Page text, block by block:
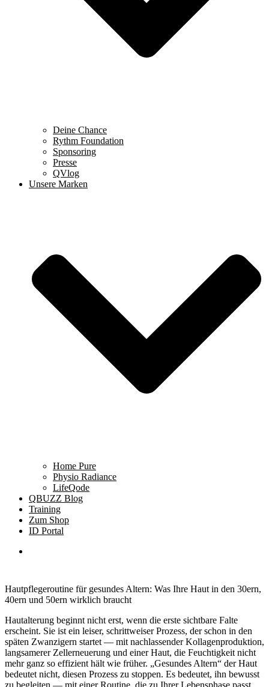
Deine Chance
Rythm Foundation
Sponsoring
Presse
QVlog
Unsere Marken
Home Pure
Physio Radiance
LifeQode
QBUZZ Blog
Training
Zum Shop
ID Portal
Hautpflegeroutine für gesundes Altern: Was Ihre Haut in den 30ern,
40ern und 50ern wirklich braucht
Hautalterung beginnt nicht erst, wenn die erste sichtbare Falte
erscheint. Sie ist ein leiser, schrittweiser Prozess, der schon in den
späten Zwanzigern startet — mit nachlassender Kollagenproduktion,
langsamerer Zellerneuerung und einer Haut, die Feuchtigkeit nicht
mehr ganz so effizient hält wie früher. „Gesundes Altern“ der Haut
bedeutet nicht, diesen Prozess zu stoppen. Es bedeutet, ihn bewusst
zu begleiten — mit einer Routine, die zu Ihrer Lebensphase passt